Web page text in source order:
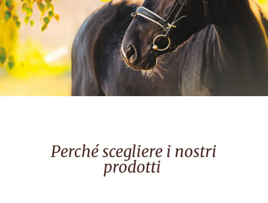
Perché scegliere i nostri
prodotti